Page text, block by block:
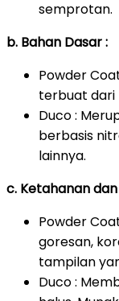
semprotan.
b. Bahan Dasar :
Powder
terbuat
Duco :
berbasis
lainnya.
c. Ketahanan
Powder
goresan,
tampilan
Duco :